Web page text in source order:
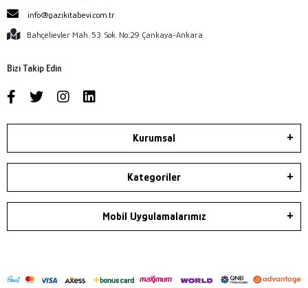
info@gazikitabevi.com.tr
Bahçelievler Mah. 53. Sok. No:29 Çankaya-Ankara
Bizi Takip Edin
Kurumsal
Kategoriler
Mobil Uygulamalarımız